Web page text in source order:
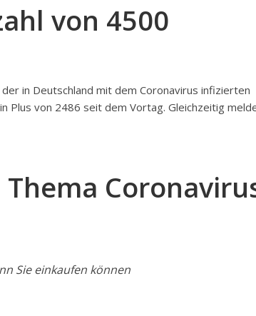
von 4500
in Deutschland mit dem Coronavirus infizierten
Plus von 2486 seit dem Vortag. Gleichzeitig
Sie einkaufen können